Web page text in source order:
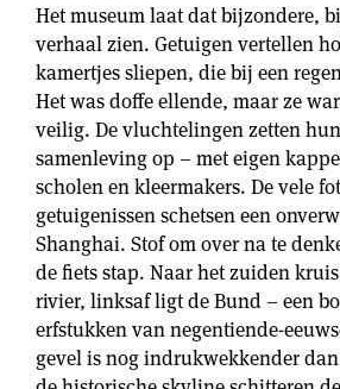
Het museum laat dat bijzondere,
verhaal zien. Getuigen vertellen
kamertjes sliepen, die bij een
Het was doffe ellende, maar ze
veilig. De vluchtelingen zetten
samenleving op – met eigen
scholen en kleermakers. De vele
getuigenissen schetsen een
Shanghai. Stof om over na te
de fiets stap. Naar het zuiden
rivier, linksaf ligt de Bund – een
erfstukken van negentiende-
gevel is nog indrukwekkender